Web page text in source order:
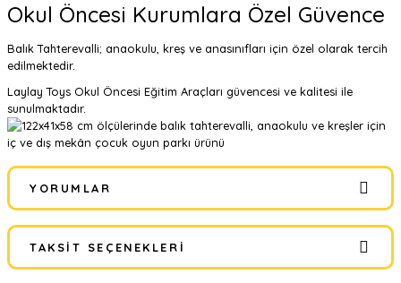
Okul Öncesi Kurumlara Özel Güvence
Balık Tahterevalli; anaokulu, kreş ve anasınıfları için özel olarak tercih
edilmektedir.
Laylay Toys Okul Öncesi Eğitim Araçları güvencesi ve kalitesi ile
sunulmaktadır.
YORUMLAR
Bu ürüne ilk yorumu siz yapın!
TAKSIT SEÇENEKLERI